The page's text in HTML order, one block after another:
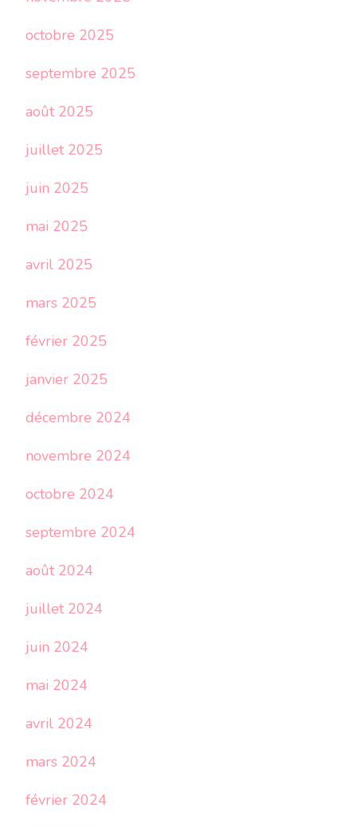
octobre 2025
septembre 2025
août 2025
juillet 2025
juin 2025
mai 2025
avril 2025
mars 2025
février 2025
janvier 2025
décembre 2024
novembre 2024
octobre 2024
septembre 2024
août 2024
juillet 2024
juin 2024
mai 2024
avril 2024
mars 2024
février 2024